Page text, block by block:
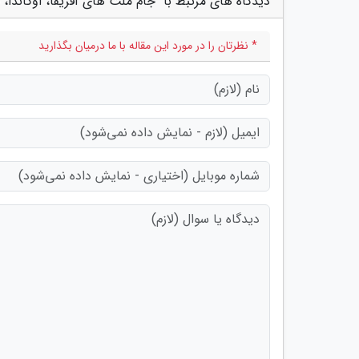
* نظرتان را در مورد این مقاله با ما درمیان بگذارید